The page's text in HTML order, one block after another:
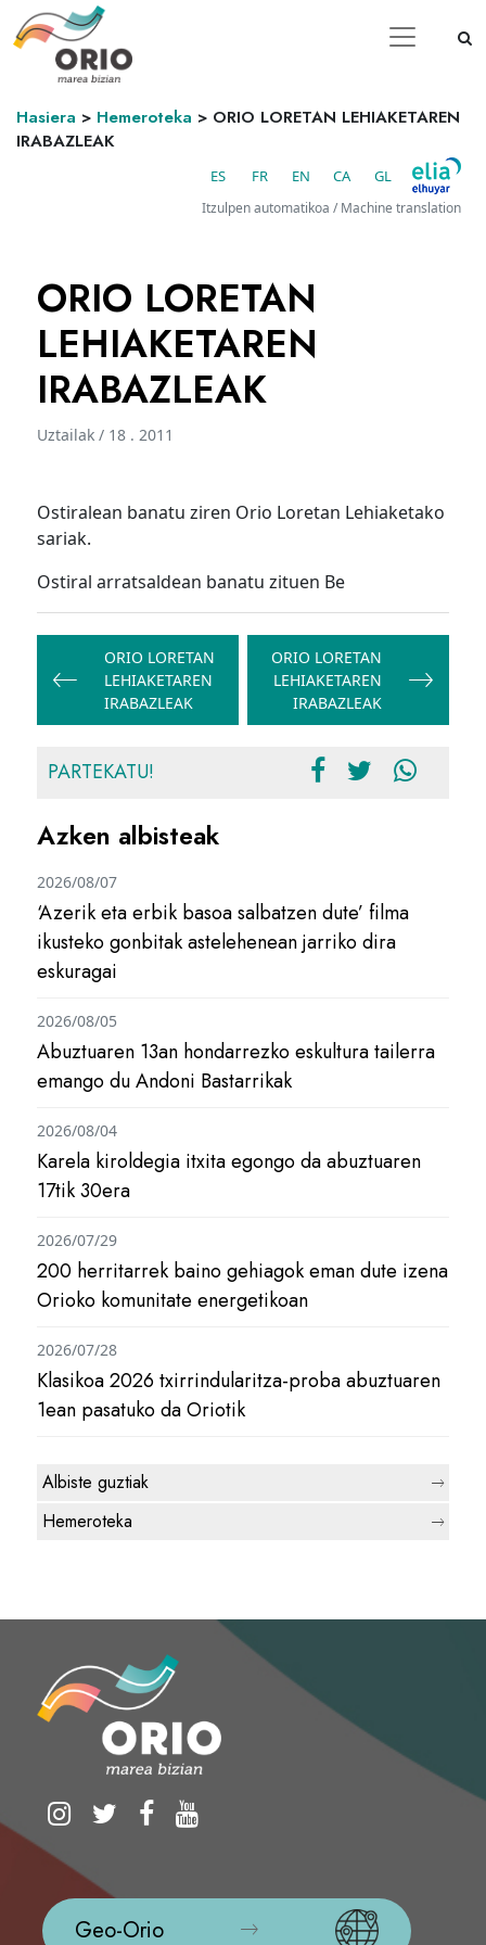
Hasiera > Hemeroteka > ORIO LORETAN LEHIAKETAREN
IRABAZLEAK
ES FR EN CA GL
Itzulpen automatikoa / Machine translation
ORIO LORETAN
LEHIAKETAREN
IRABAZLEAK
Uztailak / 18 . 2011
Ostiralean banatu ziren Orio Loretan Lehiaketako
sariak.
Ostiral arratsaldean banatu zituen Be
Bidalketetan
zehar
nabigatu
ORIO LORETAN
LEHIAKETAREN
IRABAZLEAK
ORIO LORETAN
LEHIAKETAREN
IRABAZLEAK
PARTEKATU!
Azken albisteak
‘Azerik eta erbik basoa salbatzen dute’ filma
ikusteko gonbitak astelehenean jarriko dira
eskuragai
2026/08/07
Abuztuaren 13an hondarrezko eskultura tailerra
emango du Andoni Bastarrikak
2026/08/05
Karela kiroldegia itxita egongo da abuztuaren
17tik 30era
2026/08/04
200 herritarrek baino gehiagok eman dute izena
Orioko komunitate energetikoan
2026/07/29
Klasikoa 2026 txirrindularitza-proba abuztuaren
1ean pasatuko da Oriotik
2026/07/28
Albiste guztiak
Hemeroteka
Geo-Orio